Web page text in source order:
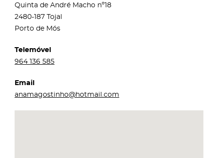
Quinta de André Macho nº18
2480-187 Tojal
Porto de Mós
Telemóvel
964 136 585
Email
anamagostinho@hotmail.com